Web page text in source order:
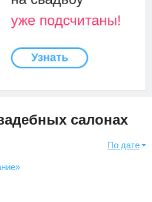
салонах
По дате